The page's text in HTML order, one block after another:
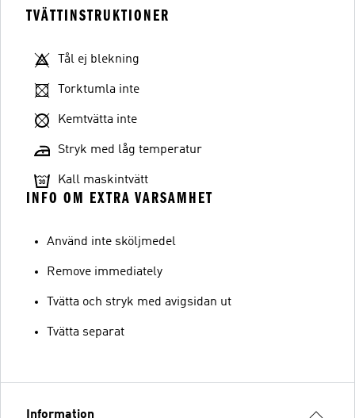
TVÄTTINSTRUKTIONER
Tål ej blekning
Torktumla inte
Kemtvätta inte
Stryk med låg temperatur
Kall maskintvätt
INFO OM EXTRA VARSAMHET
Använd inte sköljmedel
Remove immediately
Tvätta och stryk med avigsidan ut
Tvätta separat
Information